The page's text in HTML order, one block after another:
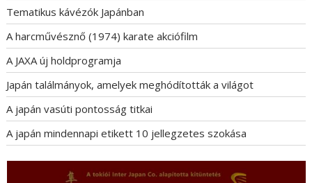
Tematikus kávézók Japánban
A harcművésznő (1974) karate akciófilm
A JAXA új holdprogramja
Japán találmányok, amelyek meghódították a világot
A japán vasúti pontosság titkai
A japán mindennapi etikett 10 jellegzetes szokása